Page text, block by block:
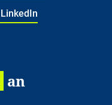
LinkedIn
an